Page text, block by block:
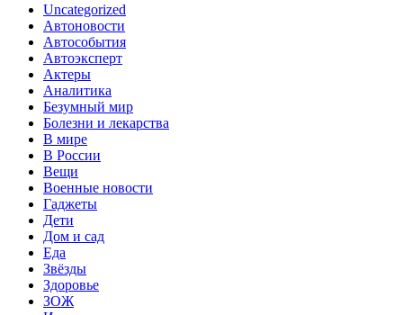
Uncategorized
Автоновости
Автособытия
Автоэксперт
Актеры
Аналитика
Безумный мир
Болезни и лекарства
В мире
В России
Вещи
Военные новости
Гаджеты
Дети
Дом и сад
Еда
Звёзды
Здоровье
ЗОЖ